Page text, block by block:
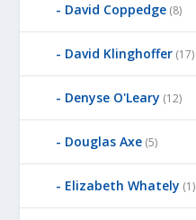
David Coppedge (8)
David Klinghoffer (17)
Denyse O'Leary (12)
Douglas Axe (5)
Elizabeth Whately (1)